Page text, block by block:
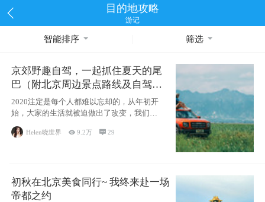
目的地攻略
游记
智能排序 筛选
京郊野趣自驾，一起抓住夏天的尾
巴（附北京周边景点路线及自驾攻
略）
2020注定是每个人都难以忘却的，从年初开
始，大家的生活就被迫做出了改变，我们也
不例外。本来双双辞职是为
Helen晓世界 9.2万 29
初秋在北京美食同行~ 我终来赴一场
帝都之约